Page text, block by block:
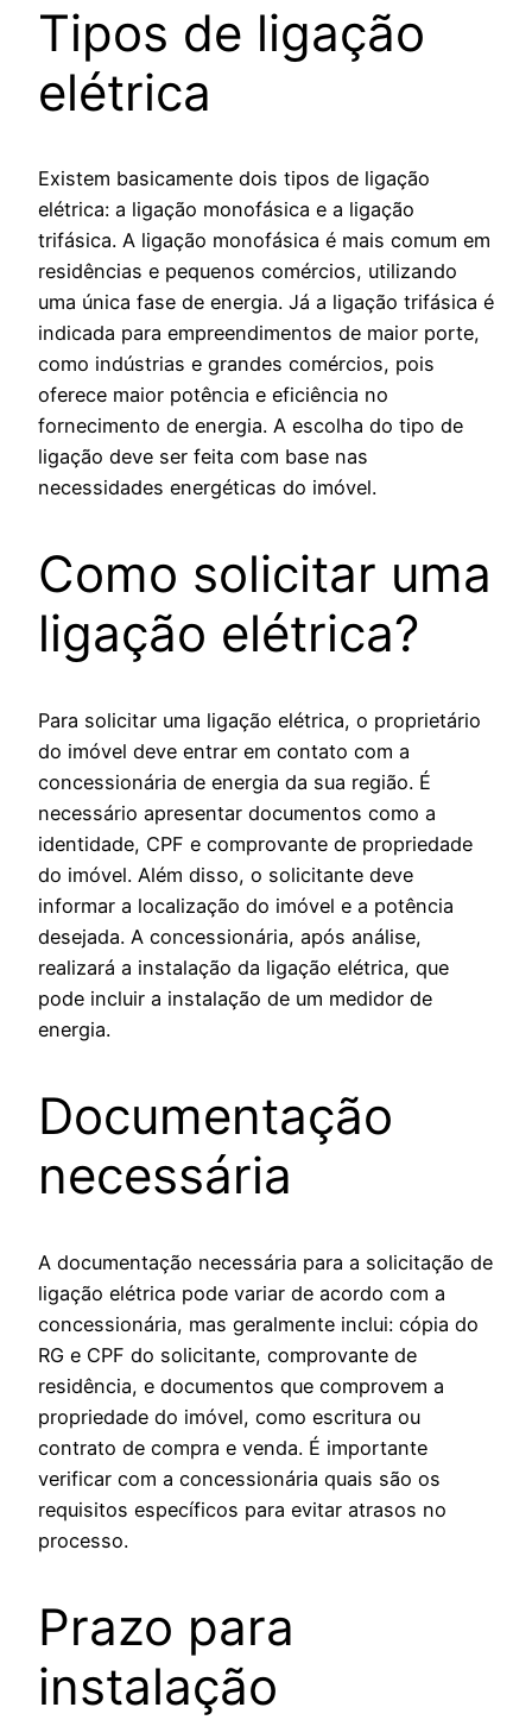
Tipos de ligação
elétrica
Existem basicamente dois tipos de ligação
elétrica: a ligação monofásica e a ligação
trifásica. A ligação monofásica é mais comum em
residências e pequenos comércios, utilizando
uma única fase de energia. Já a ligação trifásica é
indicada para empreendimentos de maior porte,
como indústrias e grandes comércios, pois
oferece maior potência e eficiência no
fornecimento de energia. A escolha do tipo de
ligação deve ser feita com base nas
necessidades energéticas do imóvel.
Como solicitar uma
ligação elétrica?
Para solicitar uma ligação elétrica, o proprietário
do imóvel deve entrar em contato com a
concessionária de energia da sua região. É
necessário apresentar documentos como a
identidade, CPF e comprovante de propriedade
do imóvel. Além disso, o solicitante deve
informar a localização do imóvel e a potência
desejada. A concessionária, após análise,
realizará a instalação da ligação elétrica, que
pode incluir a instalação de um medidor de
energia.
Documentação
necessária
A documentação necessária para a solicitação de
ligação elétrica pode variar de acordo com a
concessionária, mas geralmente inclui: cópia do
RG e CPF do solicitante, comprovante de
residência, e documentos que comprovem a
propriedade do imóvel, como escritura ou
contrato de compra e venda. É importante
verificar com a concessionária quais são os
requisitos específicos para evitar atrasos no
processo.
Prazo para
instalação